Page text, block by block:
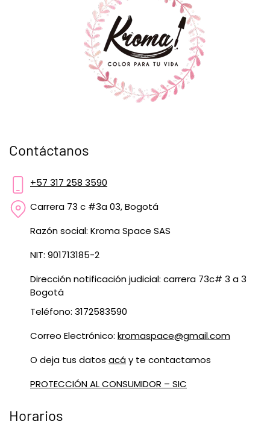
Contáctanos
+57 317 258 3590
Carrera 73 c #3a 03, Bogotá
Razón social: Kroma Space SAS
NIT: 901713185-2
Dirección notificación judicial: carrera 73c# 3 a 3
Bogotá
Teléfono: 3172583590
Correo Electrónico: kromaspace@gmail.com
O deja tus datos acáy te contactamos
PROTECCIÓN AL CONSUMIDOR – SIC
Horarios